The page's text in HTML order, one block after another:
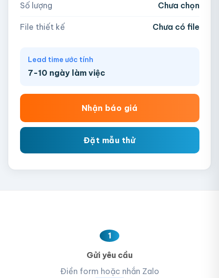
Số lượng Chưa chọn
File thiết kế Chưa có file
Lead time ước tính
7-10 ngày làm việc
Nhận báo giá
Đặt mẫu thử
1
Gửi yêu cầu
Điền form hoặc nhắn Zalo